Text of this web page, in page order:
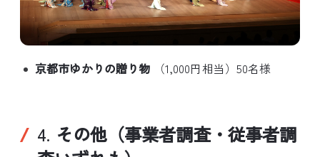
京都市ゆかりの贈り物 （1,000円相当）50名様
4. その他（事業者調査・従事者調